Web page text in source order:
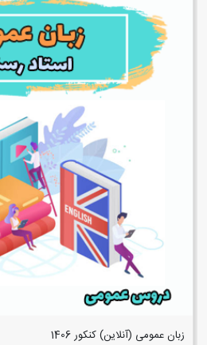
زبان عمومی (آنلاین) کنکور 1406